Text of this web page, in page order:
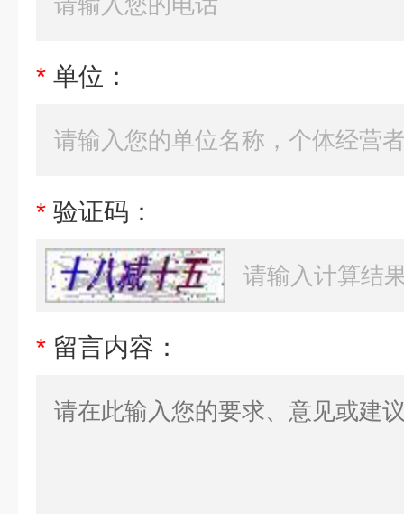
* 单位：
* 验证码：
* 留言内容：